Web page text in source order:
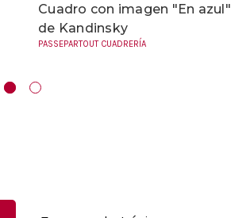
Cuadro con imagen "En azul"
de Kandinsky
PASSEPARTOUT CUADRERÍA